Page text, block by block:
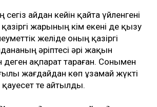
сегіз айдан кейін қайта үйленгені
жарының кім екені де қызу
желіде оның қазіргі
әріптесі әрі жақын
ақпарат тараған. Сонымен
жағдайдан көп ұзамай жүкті
те айтылды.